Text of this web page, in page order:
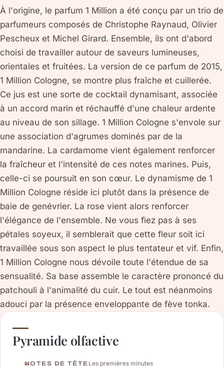
À l'origine, le parfum 1 Million a été conçu par un trio de
parfumeurs composés de Christophe Raynaud, Olivier
Pescheux et Michel Girard. Ensemble, ils ont d'abord
choisi de travailler autour de saveurs lumineuses,
orientales et fruitées. La version de ce parfum de 2015,
1 Million Cologne, se montre plus fraîche et cuillerée.
Ce jus est une sorte de cocktail dynamisant, associée
à un accord marin et réchauffé d'une chaleur ardente
au niveau de son sillage. 1 Million Cologne s'envole sur
une association d'agrumes dominés par de la
mandarine. La cardamome vient également renforcer
la fraîcheur et l'intensité de ces notes marines. Puis,
celle-ci se poursuit en son cœur. Le dynamisme de 1
Million Cologne réside ici plutôt dans la présence de
baie de genévrier. La rose vient alors renforcer
l'élégance de l'ensemble. Ne vous fiez pas à ses
pétales soyeux, il semblerait que cette fleur soit ici
travaillée sous son aspect le plus tentateur et vif. Enfin,
1 Million Cologne nous dévoile toute l'étendue de sa
sensualité. Sa base assemble le caractère prononcé du
patchouli à l'animalité du cuir. Le tout est néanmoins
adouci par la présence enveloppante de fève tonka.
Pyramide olfactive
NOTES DE TÊTE Les premières minutes